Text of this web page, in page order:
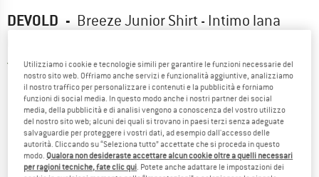
DEVOLD - Breeze Junior Shirt - Intimo lana
5,0(2)
Utilizziamo i cookie e tecnologie simili per garantire le funzioni necessarie del
nostro sito web. Offriamo anche servizi e funzionalità aggiuntive, analizziamo
il nostro traffico per personalizzare i contenuti e la pubblicità e forniamo
funzioni di social media. In questo modo anche i nostri partner dei social
media, della pubblicità e di analisi vengono a conoscenza del vostro utilizzo
del nostro sito web; alcuni dei quali si trovano in paesi terzi senza adeguate
salvaguardie per proteggere i vostri dati, ad esempio dall'accesso delle
autorità. Cliccando su “Seleziona tutto” accettate che si proceda in questo
modo. Qualora non desideraste accettare alcun cookie oltre a quelli necessari
per ragioni tecniche, fate clic qui . Potete anche adattare le impostazioni dei